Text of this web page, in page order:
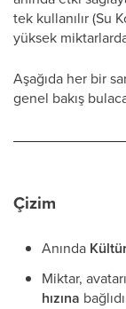
tek kullanılır (Su
yüksek
Aşağıda her bir
genel bakış
Çizim
Anında
Miktar,
hızına